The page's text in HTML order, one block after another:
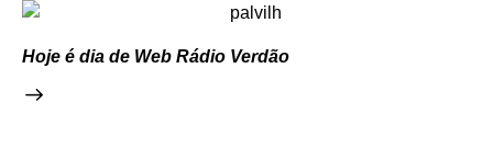
Hoje é dia de Web Rádio Verdão